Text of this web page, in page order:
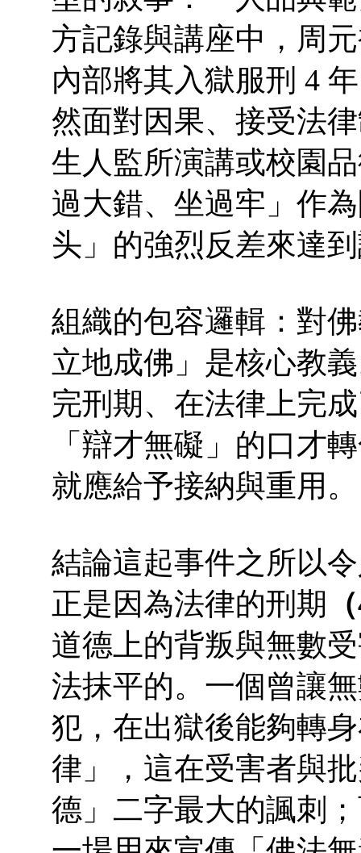
方記錄與講座中，周
內部將其入獄服刑 4
然面對因果、接受法
生人監所演講或校園
過大錯、坐過牢」作
头」的強烈反差來達
組織的包容邏輯：對
立地成佛」是核心教
完刑期、在法律上完
「辯才無礙」的口才
就應給予接納與重用。
結論這起事件之所以
正是因為法律的刑期
道德上的背叛與無數
法抹平的。一個曾讓
犯，在出獄後能夠轉
律」，這在受害者與
德」二字最大的諷刺